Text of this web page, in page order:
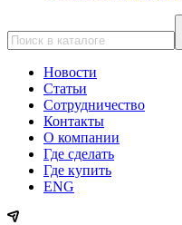
Новости
Статьи
Сотрудничество
Контакты
О компании
Где сделать
Где купить
ENG